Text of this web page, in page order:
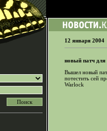
12 января 2004
новый патч
Вышел новый
потестить сей
Warlock